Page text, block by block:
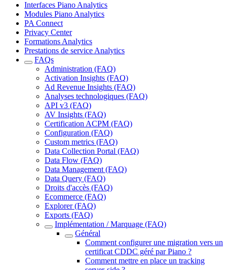
Interfaces Piano Analytics
Modules Piano Analytics
PA Connect
Privacy Center
Formations Analytics
Prestations de service Analytics
FAQs
Administration (FAQ)
Activation Insights (FAQ)
Ad Revenue Insights (FAQ)
Analyses technologiques (FAQ)
API v3 (FAQ)
AV Insights (FAQ)
Certification ACPM (FAQ)
Configuration (FAQ)
Custom metrics (FAQ)
Data Collection Portal (FAQ)
Data Flow (FAQ)
Data Management (FAQ)
Data Query (FAQ)
Droits d'accès (FAQ)
Ecommerce (FAQ)
Explorer (FAQ)
Exports (FAQ)
Implémentation / Marquage (FAQ)
Général
Comment configurer une migration vers un
certificat CDDC géré par Piano ?
Comment mettre en place un tracking